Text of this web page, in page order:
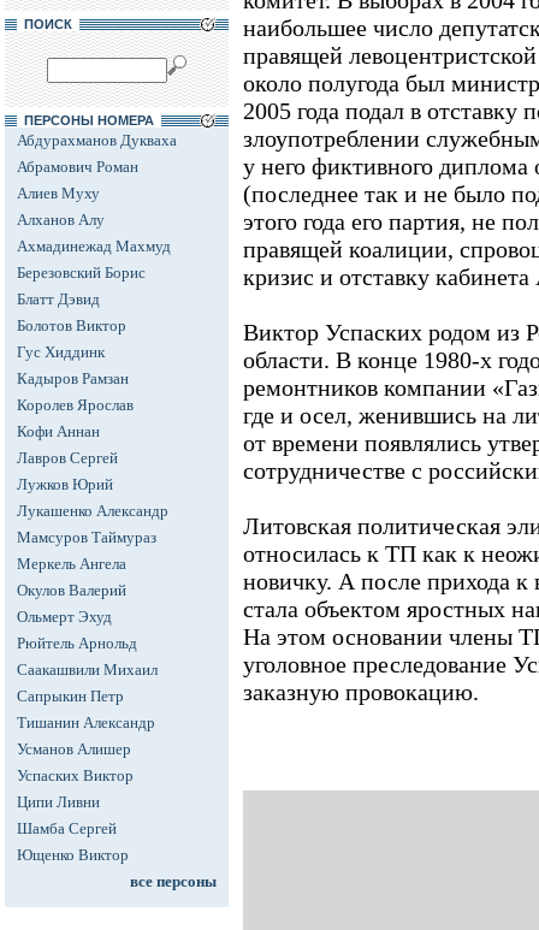
ПОИСК
ПЕРСОНЫ НОМЕРА
Абдурахманов Дукваха
Абрамович Роман
Алиев Муху
Алханов Алу
Ахмадинежад Махмуд
Березовский Борис
Блатт Дэвид
Болотов Виктор
Гус Хиддинк
Кадыров Рамзан
Королев Ярослав
Кофи Аннан
Лавров Сергей
Лужков Юрий
Лукашенко Александр
Мамсуров Таймураз
Меркель Ангела
Окулов Валерий
Ольмерт Эхуд
Рюйтель Арнольд
Саакашвили Михаил
Сапрыкин Петр
Тишанин Александр
Усманов Алишер
Успаских Виктор
Ципи Ливни
Шамба Сергей
Ющенко Виктор
все персоны
наибольшее число
правящей
около полугода был
2005 года подал в
злоупотреблении
у него фиктивного
(последнее так и не было
этого года его партия, не
правящей коалиции,
кризис и отставку кабинета
Виктор Успаских родом из
области. В конце 1980-х
ремонтников компании
где и осел, женившись на
от времени появлялись
сотрудничестве с
Литовская политическая
относилась к ТП как к
новичку. А после прихода к
стала объектом яростных
На этом основании члены
уголовное преследование
заказную провокацию.